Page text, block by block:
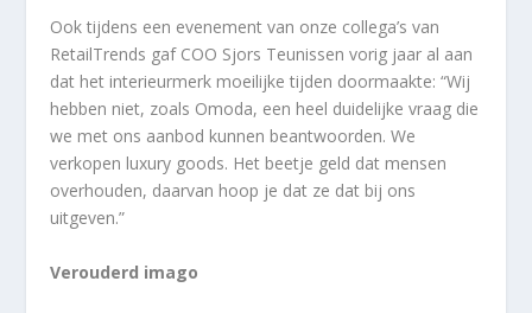
Ook tijdens een evenement van onze collega’s van
RetailTrends gaf COO Sjors Teunissen vorig jaar al aan
dat het interieurmerk moeilijke tijden doormaakte: “Wij
hebben niet, zoals Omoda, een heel duidelijke vraag die
we met ons aanbod kunnen beantwoorden. We
verkopen luxury goods. Het beetje geld dat mensen
overhouden, daarvan hoop je dat ze dat bij ons
uitgeven.”
Verouderd imago